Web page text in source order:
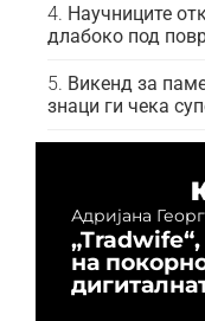
Научниците
длабоко под
Викенд за
знаци ги чека
Адријана
на